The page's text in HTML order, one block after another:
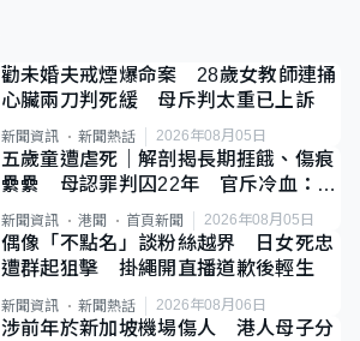
勸未婚夫戒煙爆命案 28歲女教師連捅
心臟兩刀判死緩 母斥判太重已上訴
新聞資訊 新聞熱話 2026年08月05日
五歲童遭虐死｜解剖揭長期捱餓、傷痕
纍纍 母認罪判囚22年 官斥冷血：同
類案最惡劣
新聞資訊 港聞 首頁新聞 2026年08月05日
偶像「不點名」談粉絲越界 日女死忠
遭群起狙擊 掛繩開直播道歉後輕生
新聞資訊 新聞熱話 2026年08月06日
涉前年於新加坡機場傷人 港人母子分